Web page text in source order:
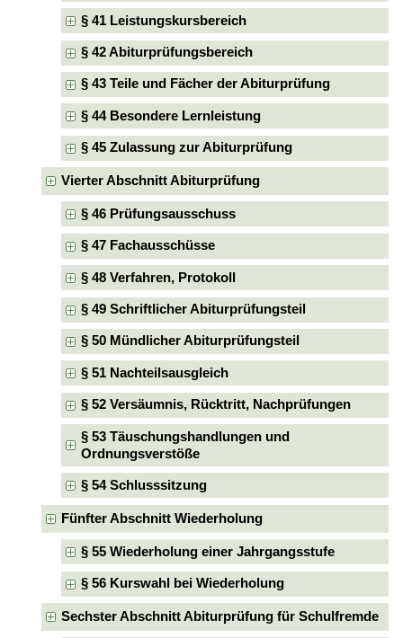
§ 41 Leistungskursbereich
§ 42 Abiturprüfungsbereich
§ 43 Teile und Fächer der Abiturprüfung
§ 44 Besondere Lernleistung
§ 45 Zulassung zur Abiturprüfung
Vierter Abschnitt Abiturprüfung
§ 46 Prüfungsausschuss
§ 47 Fachausschüsse
§ 48 Verfahren, Protokoll
§ 49 Schriftlicher Abiturprüfungsteil
§ 50 Mündlicher Abiturprüfungsteil
§ 51 Nachteilsausgleich
§ 52 Versäumnis, Rücktritt, Nachprüfungen
§ 53 Täuschungshandlungen und
Ordnungsverstöße
§ 54 Schlusssitzung
Fünfter Abschnitt Wiederholung
§ 55 Wiederholung einer Jahrgangsstufe
§ 56 Kurswahl bei Wiederholung
Sechster Abschnitt Abiturprüfung für Schulfremde